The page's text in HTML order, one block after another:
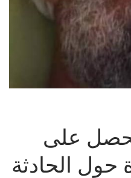
على
حول الحادثة